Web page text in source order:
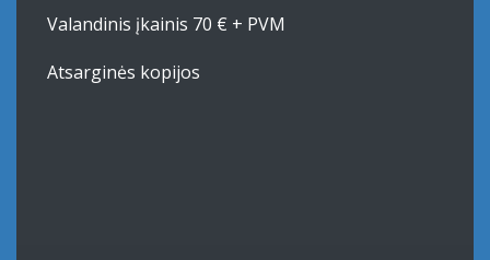
Valandinis įkainis 70 € + PVM
Atsarginės kopijos